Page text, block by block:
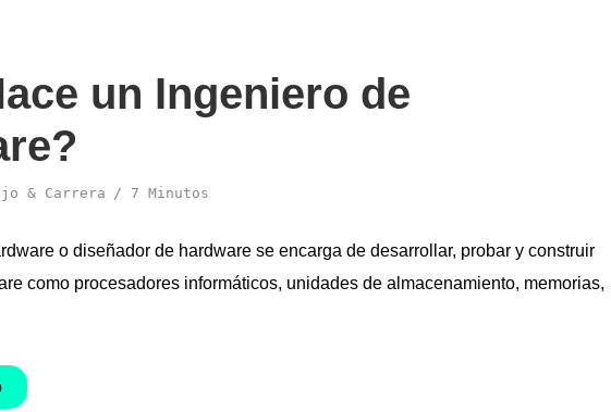
un Ingeniero de
& Carrera 7 Minutos
o diseñador de hardware se encarga de desarrollar, probar y construir
como procesadores informáticos, unidades de almacenamiento, memorias,